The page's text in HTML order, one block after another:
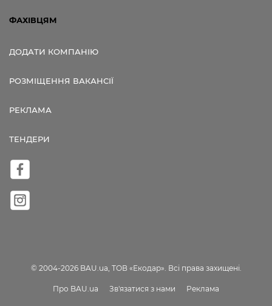
ФАХІВЦЯМ
ДОДАТИ КОМПАНІЮ
РОЗМІЩЕННЯ ВАКАНСІЇ
РЕКЛАМА
ТЕНДЕРИ
© 2004-2026 BAU.ua, ТОВ «Екодар». Всі права захищені.
Про BAU.ua Зв'язатися з нами Реклама